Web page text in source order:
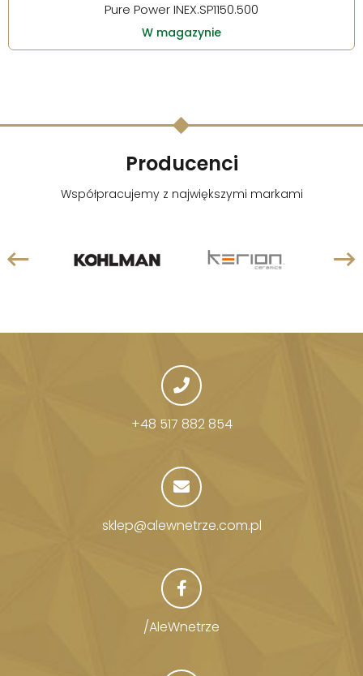
Pure Power INEX.SP1150.500
W magazynie
Producenci
Współpracujemy z największymi markami
+48 517 882 854
sklep@alewnetrze.com.pl
/AleWnetrze